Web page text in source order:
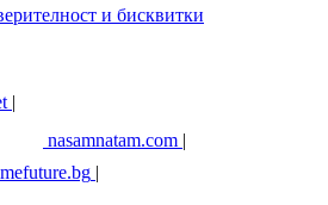
и бисквитки
|
nasamnatam.com |
|